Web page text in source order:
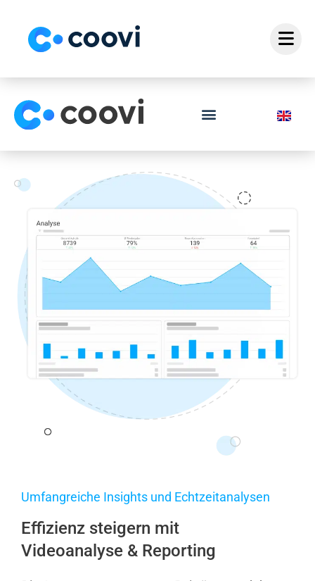
Umfangreiche Insights und Echtzeitanalysen
Effizienz steigern mit
Videoanalyse & Reporting